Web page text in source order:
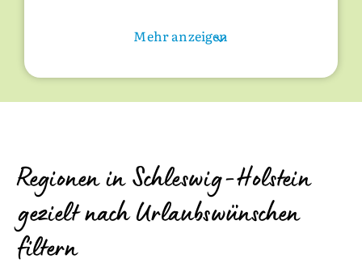
Mehr anzeigen
Regionen in Schleswig-Holstein
gezielt nach Urlaubswünschen
filtern